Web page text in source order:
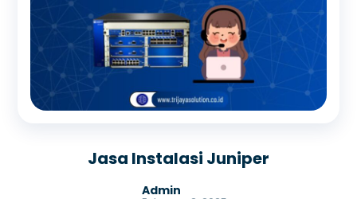
Jasa Instalasi Juniper
Admin